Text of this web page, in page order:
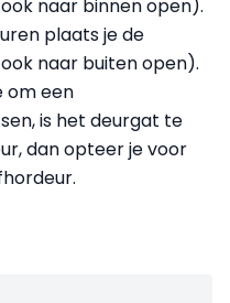
naar binnen open).
plaats je de
naar buiten open).
om een
is het deurgat te
dan opteer je voor